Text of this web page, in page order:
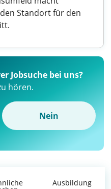
Standort für den
Jobsuche bei uns?
hören.
Nein
Ausbildung